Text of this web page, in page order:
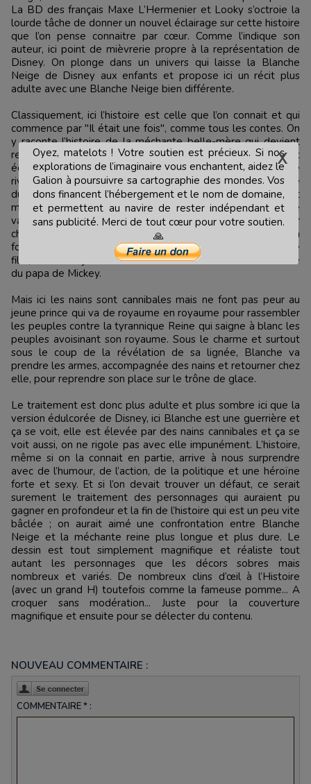
La BD des français Maxe L’Hermenier et Looky s’octroie la
lourde tâche de donner un nouvel éclairage sur cette histoire
que l’on pense connaitre par cœur. Comme l’indique son
auteur, ici point de mièvrerie propre à la représentation de
Disney. On plonge dans un univers qui laisse la Blanche
Neige de Disney aux enfants et propose ici un récit plus
adulte avec une Blanche Neige bien différente.
Classiquement, ici l’histoire est celle que l’on connait et qui
commence par "Il était une fois", comme tous les contes. On
y raconte l’histoire de la méchante belle-mère qui devient
reine despotique après avoir accéléré la mort de son mari et
écarté la fille de celui-ci qui lui a été présentée comme une
rivale par le miroir magique. En effet, Blanche est l’héritière
du royaume des neiges, les terres de son père. La croyant
morte, elle peut régner sans partage sur le royaume laissé
vacant. Mais la jeune Blanche est épargnée par le chasseur
chargé de la tuer et va trouver refuge chez les nains de la
forêt qui vont l’élever pour en faire une belle et forte jeune
fille, loin de la jeune fille niaise aux oiseaux du dessin animé
du papa de Mickey.
Mais ici les nains sont cannibales mais ne font pas peur au
jeune prince qui va de royaume en royaume pour rassembler
les peuples contre la tyrannique Reine qui saigne à blanc les
peuples avoisinant son royaume. Sous le charme et surtout
sous le coup de la révélation de sa lignée, Blanche va
prendre les armes, accompagnée des nains et retourner chez
elle, pour reprendre son place sur le trône de glace.
Le traitement est donc plus adulte et plus sombre ici que la
version édulcorée de Disney, ici Blanche est une guerrière et
ça se voit, elle est élevée par des nains cannibales et ça se
voit aussi, on ne rigole pas avec elle impunément. L’histoire,
même si on la connait en partie, arrive à nous surprendre
avec de l’humour, de l’action, de la politique et une héroïne
forte et sexy. Et si l’on devait trouver un défaut, ce serait
surement le traitement des personnages qui auraient pu
gagner en profondeur et la fin de l’histoire qui est un peu vite
bâclée ; on aurait aimé une confrontation entre Blanche
Neige et la méchante reine plus longue et plus dure. Le
dessin est tout simplement magnifique et réaliste tout
autant les personnages que les décors sobres mais
nombreux et variés. De nombreux clins d’œil à l’Histoire
(avec un grand H) toutefois comme la fameuse pomme... A
croquer sans modération... Juste pour la couverture
magnifique et ensuite pour se délecter du contenu.
NOUVEAU COMMENTAIRE :
COMMENTAIRE * :
Oyez, matelots ! Votre soutien est précieux. Si nos
explorations de l’imaginaire vous enchantent, aidez le
Galion à poursuivre sa cartographie des mondes. Vos
dons financent l’hébergement et le nom de domaine,
et permettent au navire de rester indépendant et
sans publicité. Merci de tout cœur pour votre soutien.
🙏